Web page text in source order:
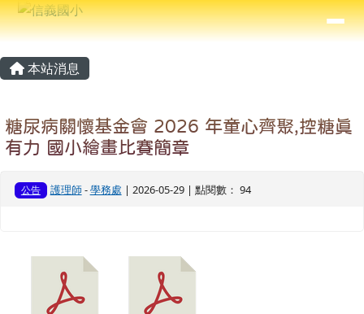
跳至主內容區
信義國小
⏸
導覽列
主內容區域
本站消息
糖尿病關懷基金會 2026 年童心齊聚,控糖真
有力 國小繪畫比賽簡章
公告 護理師-學務處 | 2026-05-29 | 點閱數： 94
頁尾區域